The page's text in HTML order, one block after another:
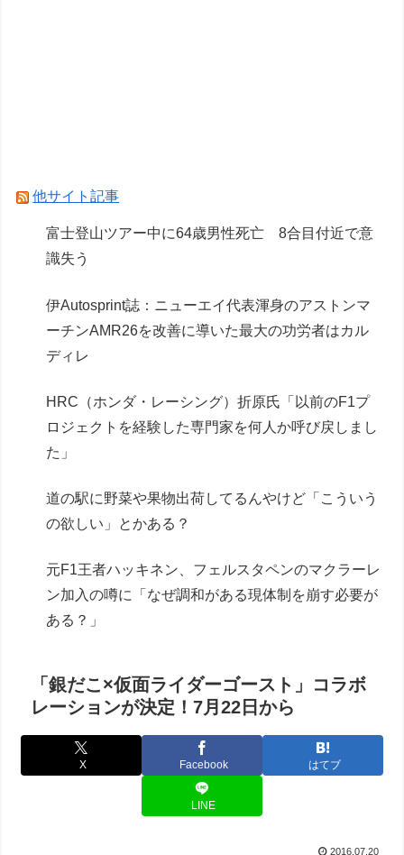
女性セブンにイケメン棋士”S6”が登場 渡辺明九
段大激怒????????????
Powered by livedoor 相互RSS
他サイト記事
富士登山ツアー中に64歳男性死亡 8合目付近で意
識失う
伊Autosprint誌：ニューエイ代表渾身のアストンマ
ーチンAMR26を改善に導いた最大の功労者はカル
ディレ
HRC（ホンダ・レーシング）折原氏「以前のF1プ
ロジェクトを経験した専門家を何人か呼び戻しまし
た」
道の駅に野菜や果物出荷してるんやけど「こういう
の欲しい」とかある？
元F1王者ハッキネン、フェルスタペンのマクラーレ
ン加入の噂に「なぜ調和がある現体制を崩す必要が
ある？」
「銀だこ×仮面ライダーゴースト」コラボ
レーションが決定！7月22日から
X Facebook はてブ
LINE
2016.07.20